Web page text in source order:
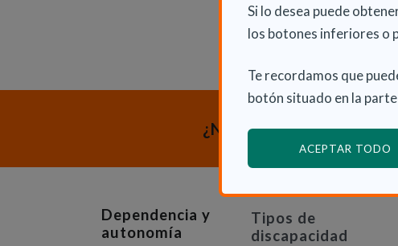
Si lo desea puede
los botones inferiores o
Te recordamos que
botón situado en la
ACEPTAR TODO
¿Necesitas orientación
Dependencia y
autonomía
Tipos de
discapacidad